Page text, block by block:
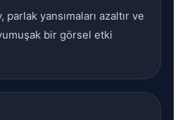
parlak yansımaları azaltır ve
bir görsel etki